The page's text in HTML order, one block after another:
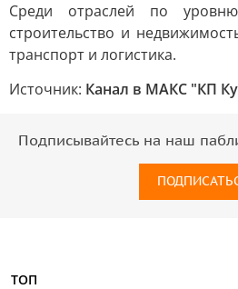
Среди отраслей по
строительство и
транспорт и логистика.
Источник: Канал в МАКС "КП
Подписывайтесь на наш
ТОП